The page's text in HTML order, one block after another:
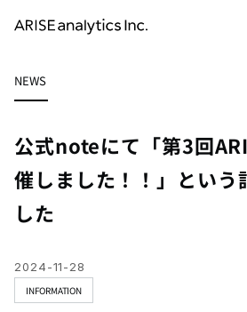
ARISE analyticsとはトップ
ミッション・バリュー
働きがいのある会社づくり
サービス
提供サービストップ
カスタマーサポート改革
ドローン・ビジネス活用
データ・AI人材育成支援
実績
データドリブン改革の推進支援
新規事業の立ち上げ支援
データ分析基盤の構築・活用支援
企業情報
企業情報トップ
会社概要
CEOメッセージ
サステナビリティ
お問い合わせ
ニュース
ニューストップ
インフォメーション
プレスリリース
イベント
技術情報
技術情報トップ
TECH BLOG
PAPER
採用
採用トップ
新卒採用
社員インタビュー
成長支援
キャリア開発
NEWS
公式noteにて「第3回
催しました！！」という
した
INFORMATION
2024-11-28